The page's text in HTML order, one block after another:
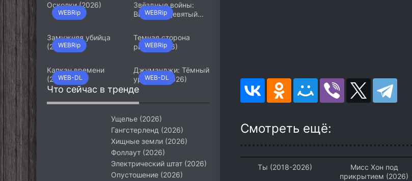
Смотреть ещё:
Ты (2018-2026)
Мисс Хон под
прикрытием (2026)
WEBRip
Осколки (2026)
WEBRip
Звёздные войны:
Видения. Девятый
WEBRip
Замужняя убийца
(2026)
WEBRip
Темная сторона
ринга (2026)
WEB-DL
Капкан времени
(2026)
WEB-DL
Джуманджи: Тёмный
уровень (2026)
Что сейчас в тренде
Ущелье (2026)
Гангстерленд (2026)
Хищные земли (2026)
Фоллаут (2026)
Электрический штат (2026)
Опустошение (2026)